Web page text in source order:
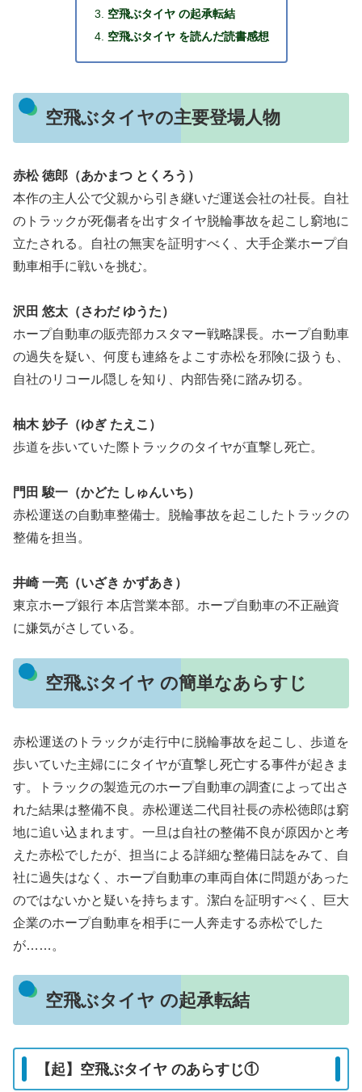
空飛ぶタイヤ の起承転結
空飛ぶタイヤ を読んだ読書感想
空飛ぶタイヤの主要登場人物
赤松 徳郎（あかまつ とくろう）
本作の主人公で父親から引き継いだ運送会社の社長。自社
のトラックが死傷者を出すタイヤ脱輪事故を起こし窮地に
立たされる。自社の無実を証明すべく、大手企業ホープ自
動車相手に戦いを挑む。
沢田 悠太（さわだ ゆうた）
ホープ自動車の販売部カスタマー戦略課長。ホープ自動車
の過失を疑い、何度も連絡をよこす赤松を邪険に扱うも、
自社のリコール隠しを知り、内部告発に踏み切る。
柚木 妙子（ゆぎ たえこ）
歩道を歩いていた際トラックのタイヤが直撃し死亡。
門田 駿一（かどた しゅんいち）
赤松運送の自動車整備士。脱輪事故を起こしたトラックの
整備を担当。
井崎 一亮（いざき かずあき）
東京ホープ銀行 本店営業本部。ホープ自動車の不正融資
に嫌気がさしている。
空飛ぶタイヤ の簡単なあらすじ
赤松運送のトラックが走行中に脱輪事故を起こし、歩道を
歩いていた主婦ににタイヤが直撃し死亡する事件が起きま
す。トラックの製造元のホープ自動車の調査によって出さ
れた結果は整備不良。赤松運送二代目社長の赤松徳郎は窮
地に追い込まれます。一旦は自社の整備不良が原因かと考
えた赤松でしたが、担当による詳細な整備日誌をみて、自
社に過失はなく、ホープ自動車の車両自体に問題があった
のではないかと疑いを持ちます。潔白を証明すべく、巨大
企業のホープ自動車を相手に一人奔走する赤松でした
が……。
空飛ぶタイヤ の起承転結
【起】空飛ぶタイヤ のあらすじ①